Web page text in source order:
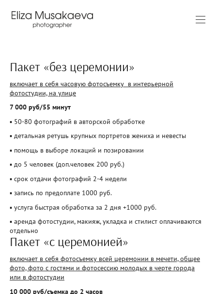
Пакет «без церемонии»
включает в себя часовую фотосъемку в интерьерной
фотостудии, на улице
7 000 руб/55 минут
▪ 50-80 фотографий в авторской обработке
▪ детальная ретушь крупных портретов жениха и невесты
▪ помощь в выборе локаций и позировании
▪ до 5 человек (доп.человек 200 руб.)
▪ срок отдачи фотографий 2-4 недели
▪ запись по предоплате 1000 руб.
▪ услуга быстрая обработка за 2 дня +1000 руб.
▪ аренда фотостудии, макияж, укладка и стилист оплачиваются
отдельно
Пакет «с церемонией»
включает в себя фотосъемку всей церемонии в мечети, общее
фото, фото с гостями и фотосессию молодых в черте города
или в фотостудии
10 000 руб/съемка до 2 часов